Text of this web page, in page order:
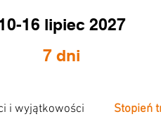
16 lipiec 2027
7 dni
i wyjątkowości
Stopień